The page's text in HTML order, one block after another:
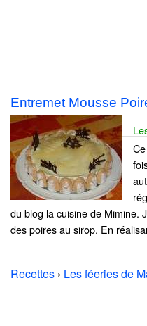
Entremet Mousse
du blog la cuisine de Mimine.
des poires au sirop. En
Recettes › Les féeries de